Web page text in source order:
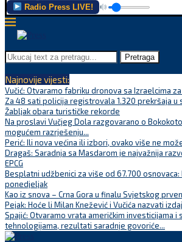
Radio Press LIVE!
Pretraga
Najnovije vijesti:
Vučić: Otvaramo fabriku dronova sa Izraelcima za
Za 48 sati policija registrovala 1.320 prekršaja u
Žabljak obara turističke rekorde
Na proslavi Vučjeg Dola razgovarano o
mogućem razrješenju...
Perić: Ili nova većina ili izbori, ovako više ne
Dragaš: Saradnja sa Masdarom je najvažnija
EPCG
Besplatni udžbenici za više od 67.700
ponedjeljak
Kao iz snova – Crna Gora u finalu Svjetskog
Pejak: Hoće li Milan Knežević i Vučića nazvati
Spajić: Otvaramo vrata američkim investicijama i
tehnologijama, rezultati saradnje govoriće...